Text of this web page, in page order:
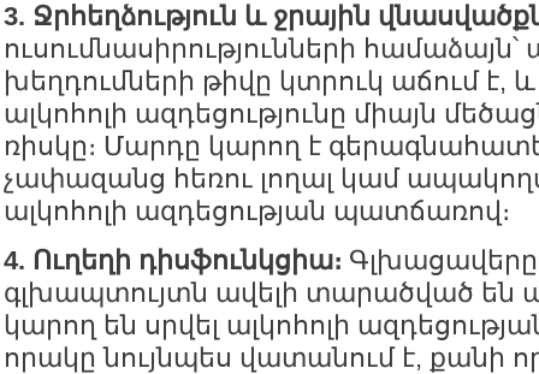
3. Ջրհեղձություն և ջրային
ուսումնասիրությունների
խեղդումների թիվը կտրուկ աճում է,
ալկոհոլի ազդեցությունը միայն
ռիսկը։ Մարդը կարող է
չափազանց հեռու լողալ կամ
ալկոհոլի ազդեցության պատճառով։
4. Ուղեղի դիսֆունկցիա։
գլխապտույտն ավելի տարածված են
կարող են սրվել ալկոհոլի
որակը նույնպես վատանում է, քանի